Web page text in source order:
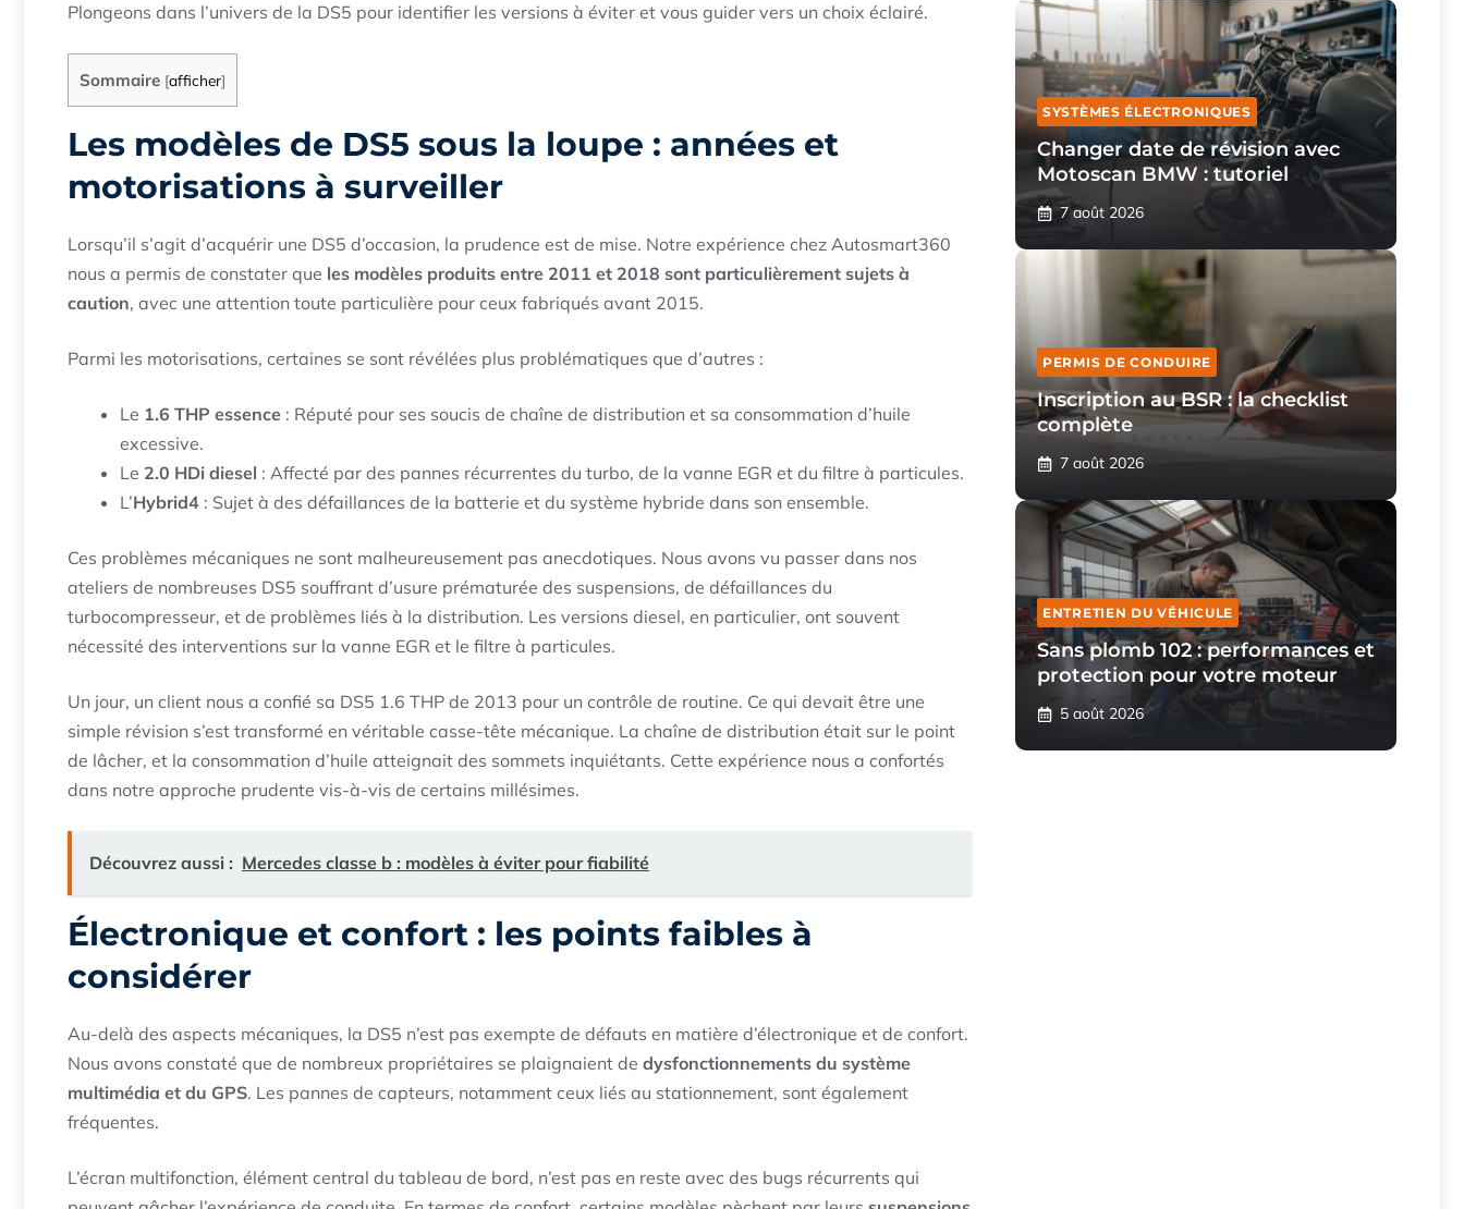
Plongeons dans l’univers de la DS5 pour identifier les versions à éviter et vous guider vers un choix éclairé.
Sommaire [afficher]
Les modèles de DS5 sous la loupe : années et
motorisations à surveiller
Lorsqu’il s’agit d’acquérir une DS5 d’occasion, la prudence est de mise. Notre expérience chez Autosmart360
nous a permis de constater que les modèles produits entre 2011 et 2018 sont particulièrement sujets à
caution, avec une attention toute particulière pour ceux fabriqués avant 2015.
Parmi les motorisations, certaines se sont révélées plus problématiques que d’autres :
Le 1.6 THP essence : Réputé pour ses soucis de chaîne de distribution et sa consommation d’huile
excessive.
Le 2.0 HDi diesel : Affecté par des pannes récurrentes du turbo, de la vanne EGR et du filtre à particules.
L’Hybrid4 : Sujet à des défaillances de la batterie et du système hybride dans son ensemble.
Ces problèmes mécaniques ne sont malheureusement pas anecdotiques. Nous avons vu passer dans nos
ateliers de nombreuses DS5 souffrant d’usure prématurée des suspensions, de défaillances du
turbocompresseur, et de problèmes liés à la distribution. Les versions diesel, en particulier, ont souvent
nécessité des interventions sur la vanne EGR et le filtre à particules.
Un jour, un client nous a confié sa DS5 1.6 THP de 2013 pour un contrôle de routine. Ce qui devait être une
simple révision s’est transformé en véritable casse-tête mécanique. La chaîne de distribution était sur le point
de lâcher, et la consommation d’huile atteignait des sommets inquiétants. Cette expérience nous a confortés
dans notre approche prudente vis-à-vis de certains millésimes.
Découvrez aussi : Mercedes classe b : modèles à éviter pour fiabilité
Électronique et confort : les points faibles à
considérer
Au-delà des aspects mécaniques, la DS5 n’est pas exempte de défauts en matière d’électronique et de confort.
Nous avons constaté que de nombreux propriétaires se plaignaient de dysfonctionnements du système
multimédia et du GPS. Les pannes de capteurs, notamment ceux liés au stationnement, sont également
fréquentes.
L’écran multifonction, élément central du tableau de bord, n’est pas en reste avec des bugs récurrents qui
SYSTÈMES ÉLECTRONIQUES
Changer date de révision avec
Motoscan BMW : tutoriel
7 août 2026
PERMIS DE CONDUIRE
Inscription au BSR : la checklist
complète
7 août 2026
ENTRETIEN DU VÉHICULE
Sans plomb 102 : performances et
protection pour votre moteur
5 août 2026